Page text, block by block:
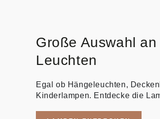
Große Auswahl
Leuchten
Egal ob Hängeleuchten,
Kinderlampen. Entdecke die